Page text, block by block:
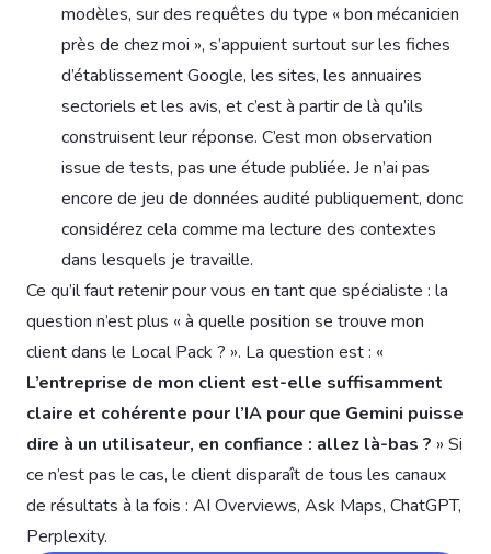
modèles, sur des requêtes du type « bon mécanicien
près de chez moi », s’appuient surtout sur les fiches
d’établissement Google, les sites, les annuaires
sectoriels et les avis, et c’est à partir de là qu’ils
construisent leur réponse. C’est mon observation
issue de tests, pas une étude publiée. Je n’ai pas
encore de jeu de données audité publiquement, donc
considérez cela comme ma lecture des contextes
dans lesquels je travaille.
Ce qu’il faut retenir pour vous en tant que spécialiste : la
question n’est plus « à quelle position se trouve mon
client dans le Local Pack ? ». La question est : «
L’entreprise de mon client est-elle suffisamment
claire et cohérente pour l’IA pour que Gemini puisse
dire à un utilisateur, en confiance : allez là-bas ? » Si
ce n’est pas le cas, le client disparaît de tous les canaux
de résultats à la fois : AI Overviews, Ask Maps, ChatGPT,
Perplexity.